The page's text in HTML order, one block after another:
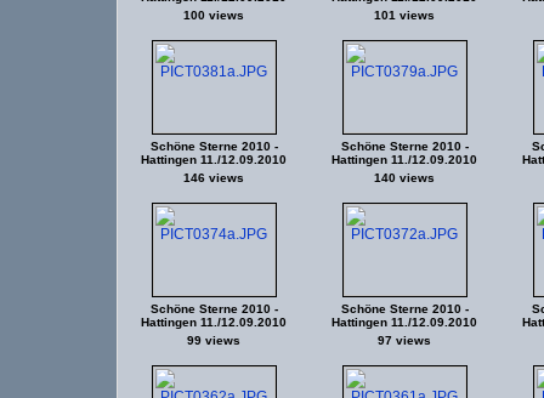
100 views
101 views
Schöne Sterne 2010 -
Hattingen 11./12.09.2010
146 views
Schöne Sterne 2010 -
Hattingen 11./12.09.2010
140 views
Schöne Sterne 2010 -
Hattingen 11./12.09.2010
99 views
Schöne Sterne 2010 -
Hattingen 11./12.09.2010
97 views